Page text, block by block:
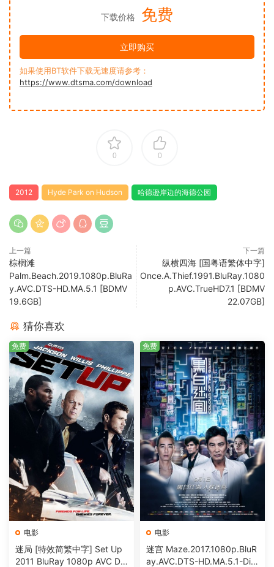
下载价格 免费
立即购买
如果使用BT软件下载无速度请参考：
https://www.dtsma.com/download
0 0
2012 Hyde Park on Hudson 哈德逊岸边的海德公园
上一篇
棕榈滩
Palm.Beach.2019.1080p.BluRa
y.AVC.DTS-HD.MA.5.1 [BDMV
19.6GB]
下一篇
纵横四海 [国粤语繁体中字]
Once.A.Thief.1991.BluRay.1080
p.AVC.TrueHD7.1 [BDMV
22.07GB]
猜你喜欢
电影
迷局 [特效简繁中字] Set Up
2011 BluRay 1080p AVC DT
免费
电影
迷宫 Maze.2017.1080p.BluR
ay.AVC.DTS-HD.MA.5.1-DiY
免费